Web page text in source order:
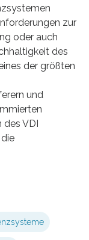
zur
oder auch
des
der größten
und
des VDI